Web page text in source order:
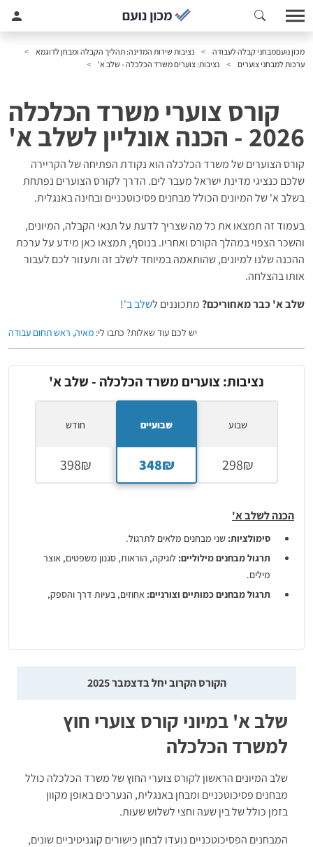
מכון נועםמבחני קבלה לעבודה
נציבות שירות המדינה: תהליך הקבלה ומבחן לדוגמא
ערכות למבחני צוערים
נציבות: צוערים משרד הכלכלה - שלב א'
קורס צוערי משרד הכלכלה
2026 - הכנה אונליין לשלב א'
קורס הצוערים של משרד הכלכלה הוא נקודת הפתיחה של הקריירה
שלכם כנציגי מדינת ישראל מעבר לים. הדרך לקורס הצוערים נפתחת
בשלב א' של המיונים הכולל מבחנים פסיכוטכניים ובחינה באנגלית.
בעמוד זה תמצאו את כל מה שצריך לדעת על תנאי הקבלה, המיונים,
והשכר הצפוי במהלך הקורס ואחריו. בנוסף, תמצאו כאן מידע על ערכת
ההכנה שלנו למיונים, שהותאמה במיוחד לשלב זה ותעזור לכם לעבור
אותו בהצלחה.
שלב א' כבר מאחוריכם? מתכוננים לשלב ב'!
יש לכם עוד שאלות? כתבו לי: מאיה, ראש תחום עבודה
נציבות: צוערים משרד הכלכלה - שלב א'
שבוע שבועיים
‏348₪
חודש
הכנה לשלב א'
סימולציות: שני מבחנים מלאים לתרגול.
תרגול מבחנים מילוליים: לוגיקה, הוראות, סגנון משפטים, אוצר
מילים.
תרגול מבחנים כמותיים וצורניים: אחוזים, בעיות דרך והספק,
תרגול מבחני אנגלית:הבנת הנקרא, השלמת משפטים, ניסוח מחדש
מבחני אישיות:קובצי הדרכה + שתי סימולציות של מבחן אישיות
ממוחשב בן 240 היגדים.
דינמיקה קבוצתית: הסברים ומשימות אופייניות.
הקורס הקרוב יחל בדצמבר 2025
שלב א' במיוני קורס צוערי חוץ
למשרד הכלכלה
שלב המיונים הראשון לקורס צוערי החוץ של משרד הכלכלה כולל
מבחנים פסיכוטכניים ומבחן באנגלית, הנערכים באופן מקוון
בזמן כולל של בין שעה וחצי לשלוש שעות.
המבחנים הפסיכוטכניים נועדו לבחון כישורים קוגניטיביים שונים,